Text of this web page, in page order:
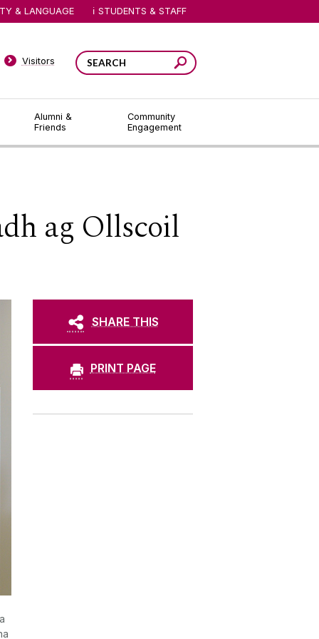
Alumni &
Friends
Community
Engagement
Visitors
& LANGUAGE STUDENTS & STAFF
ag Ollscoil
SHARE THIS
PRINT PAGE